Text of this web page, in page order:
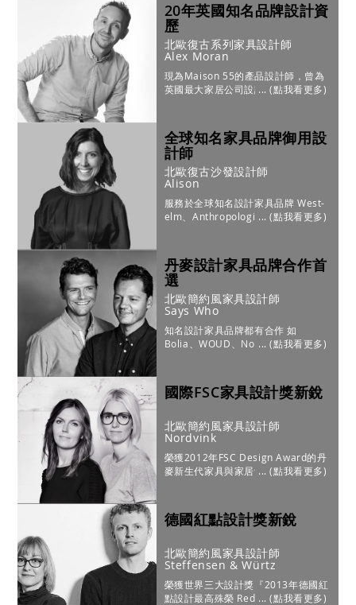
20年英國知名品牌設計資
歷
北歐復古系列家具設計師
Alex Moran
現為Maison 55的產品設計師，曾為
英國最大家居公司設計家具；作品於
全球知名家具品牌御用設
計師
北歐復古沙發設計師
Alison
服務於全球知名設計家具品牌 West-
elm、Anthropologie、Freedom 等;
丹麥設計家具品牌合作首
選
北歐簡約風家具設計師
Says Who
知名設計家具品牌都有合作 如
Bolia、WOUD、Nordlux 等，擅長
國際FSC家具設計獎新銳
北歐簡約風家具設計師
Nordvink
榮獲2012年FSC Design Award的丹
麥新生代家具與家居飾品設計師，以
合作。
德國紅點設計獎新銳
北歐簡約風家具設計師
Steffensen & Würtz
榮獲世界三大設計獎『2013年德國紅
點設計最高殊榮 Red Dot Design